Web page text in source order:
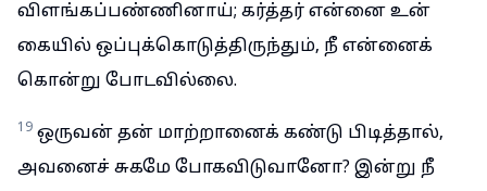
விளங்கப்பண்ணினாய்; கர்த்தர் என்னை உன்
கையில் ஒப்புக்கொடுத்திருந்தும், நீ என்னைக்
கொன்று போடவில்லை.
19 ஒருவன் தன் மாற்றானைக் கண்டு பிடித்தால்,
அவனைச் சுகமே போகவிடுவானோ? இன்று நீ